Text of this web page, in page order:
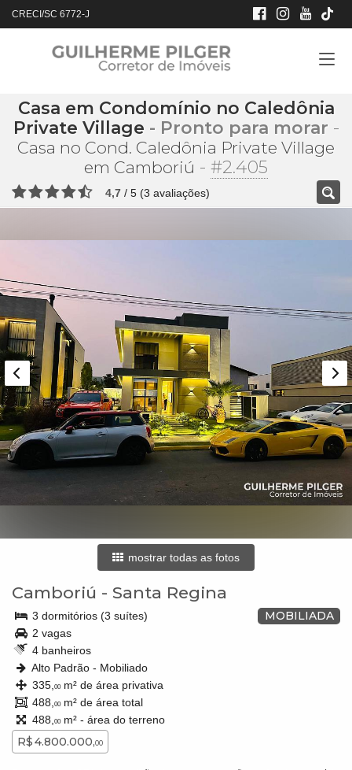
CRECI/SC 6772-J
Casa em Condomínio no Caledônia
Private Village - Pronto para morar -
Casa no Cond. Caledônia Private Village
em Camboriú - #2.405
4,7 / 5 (3 avaliações)
mostrar todas as fotos
Camboriú - Santa Regina
MOBILIADA
3 dormitórios (3 suítes)
2 vagas
4 banheiros
Alto Padrão - Mobiliado
335, 00m² de área privativa
488, 00m² de área total
488, 00m² - área do terreno
R$ 4.800.000,00